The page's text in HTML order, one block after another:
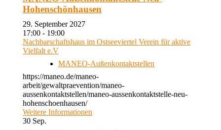
Hohenschönhausen
29. September 2027
17:00 - 19:00
Nachbarschaftshaus im Ostseeviertel Verein für aktive
Vielfalt e.V
MANEO-Außenkontaktstellen
https://maneo.de/maneo-
arbeit/gewaltpraevention/maneo-
aussenkontaktstellen/maneo-aussenkontaktstelle-neu-
hohenschoenhausen/
Weitere Informationen
30 Sep.